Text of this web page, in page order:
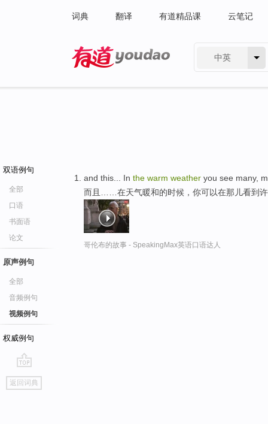
词典 翻译 有道精品课 云笔记
中英
双语例句
全部
口语
书面语
论文
原声例句
全部
音频例句
视频例句
权威例句
go
top
返回词典
and this... In the warm weather you see many,
而且……在天气暖和的时候，你可以在那儿看到
哥伦布的故事 - SpeakingMax英语口语达人